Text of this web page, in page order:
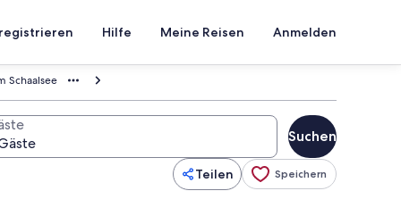
Hilfe Meine Reisen Anmelden
Schaalsee
Suchen
Teilen Speichern